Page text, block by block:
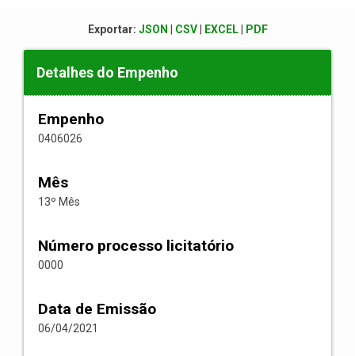
Exportar: JSON CSV| EXCEL| PDF
Detalhes do Empenho
Empenho
0406026
Mês
13º Mês
Número processo licitatório
0000
Data de Emissão
06/04/2021